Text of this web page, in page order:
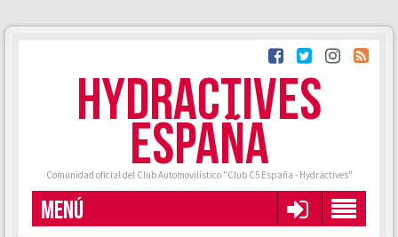
HYDRACTIVES
ESPAÑA
Comunidad oficial del Club Automovilístico "Club C5 España - Hydractives"
MENÚ